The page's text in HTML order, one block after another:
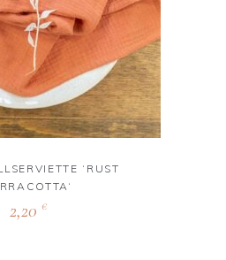
‘RUST
2,20 €